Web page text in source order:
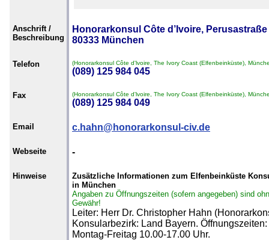
Anschrift /
Beschreibung
Honorarkonsul Côte d’Ivoire, Perusastraße
80333 München
Telefon (Honorarkonsul Côte d'lvoire, The Ivory Coast (Elfenbeinküste),
(089) 125 984 045
Fax (Honorarkonsul Côte d'lvoire, The Ivory Coast (Elfenbeinküste),
(089) 125 984 049
Email c.hahn@honorarkonsul-civ.de
Webseite -
Hinweise
Zusätzliche Informationen zum Elfenbeinküste
in München
Angaben zu Öffnungszeiten (sofern angegeben) sind
Gewähr!
Leiter: Herr Dr. Christopher Hahn
Konsularbezirk: Land Bayern. Öffnungszeiten:
Montag-Freitag 10.00-17.00 Uhr.